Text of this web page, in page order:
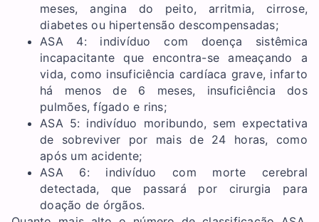
meses, angina do peito, arritmia, cirrose,
diabetes ou hipertensão descompensadas;
ASA 4: indivíduo com doença sistêmica
incapacitante que encontra-se ameaçando a
vida, como insuficiência cardíaca grave, infarto
há menos de 6 meses, insuficiência dos
pulmões, fígado e rins;
ASA 5: indivíduo moribundo, sem expectativa
de sobreviver por mais de 24 horas, como
após um acidente;
ASA 6: indivíduo com morte cerebral
detectada, que passará por cirurgia para
doação de órgãos.